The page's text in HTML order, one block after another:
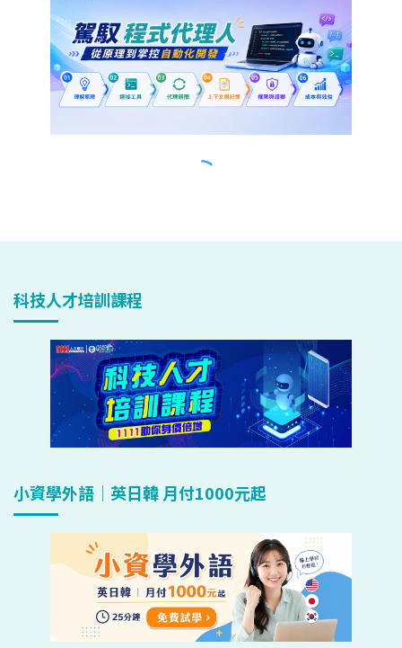
科技人才培訓課程
小資學外語｜英日韓 月付1000元起